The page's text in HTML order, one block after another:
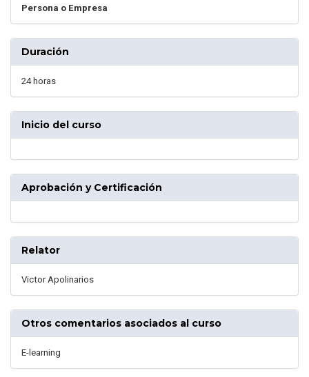
Persona o Empresa
Duración
24 horas
Inicio del curso
Aprobación y Certificación
Relator
Victor Apolinarios
Otros comentarios asociados al curso
E-learning